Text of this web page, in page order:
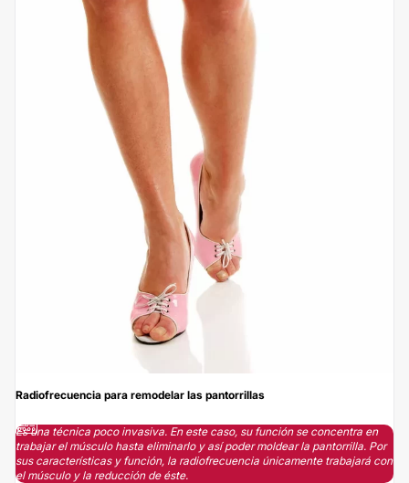
Radiofrecuencia para remodelar las pantorrillas
Es una técnica poco invasiva. En este caso, su función se concentra en
trabajar el músculo hasta eliminarlo y así poder moldear la pantorrilla. Por
sus características y función, la radiofrecuencia únicamente trabajará con
el músculo y la reducción de éste.